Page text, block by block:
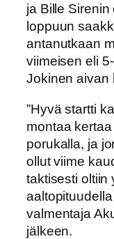
ja Bille
loppuun
antanutkaan
viimeisen eli
Jokinen aivan
”Hyvä startti
montaa
porukalla, ja
ollut viime
taktisesti oltiin
valmentaja
jälkeen.